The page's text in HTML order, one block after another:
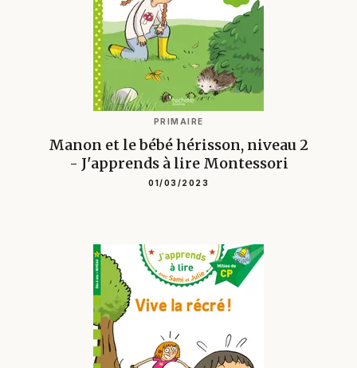
PRIMAIRE
Manon et le bébé hérisson, niveau 2
- J'apprends à lire Montessori
01/03/2023